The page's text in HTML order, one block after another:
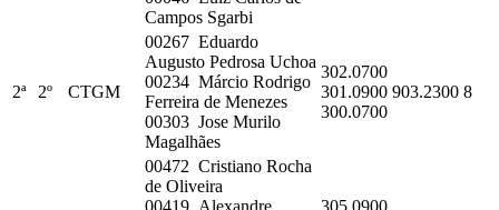
Campos Sgarbi
2ª 2º CTGM
00267 Eduardo
Augusto Pedrosa Uchoa
00234 Márcio Rodrigo
Ferreira de Menezes
00303 Jose Murilo
Magalhães
302.0700
301.0900
300.0700
903.2300 8
00472 Cristiano Rocha
de Oliveira
00419 Alexandre
305.0900